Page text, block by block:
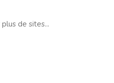
de sites...